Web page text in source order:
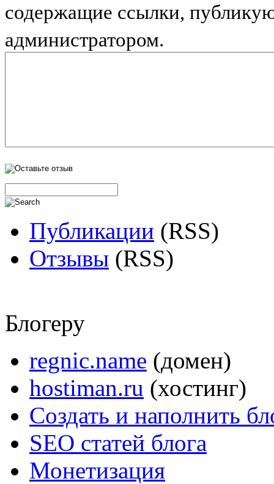
содержащие ссылки,
администратором.
Публикации (RSS)
Отзывы (RSS)
Блогеру
regnic.name (домен)
hostiman.ru (хостинг)
Создать и наполнить
SEO статей блога
Монетизация